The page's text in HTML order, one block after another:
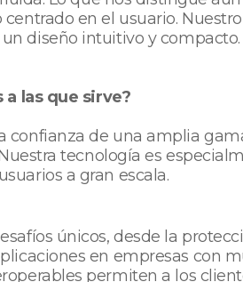
en el usuario.
diseño intuitivo y
a las que sirve?
confianza de una amplia
tecnología es
a gran escala.
únicos, desde la
en empresas con
permiten a los